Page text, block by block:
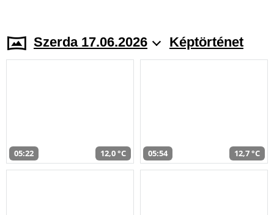
Szerda 17.06.2026 Képtörténet
05:22 12,0 °C 05:54 12,7 °C